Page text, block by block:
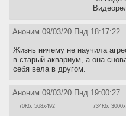
Если количество
подмены значителен, то лить
слишком холодна, то можно
Если тяжко таскать ведрами,
подключай через переходник
штуцером и переключать воду
самотеком можно сливать
или ванну. Будет вообще
Аноним 09/03/20 Пнд 18:17:22
Жизнь ничему не научила
в старый аквариум, а она
себя вела в другом.
Аноним 09/03/20 Пнд 19:00:27
70Кб, 568x492 734Кб,